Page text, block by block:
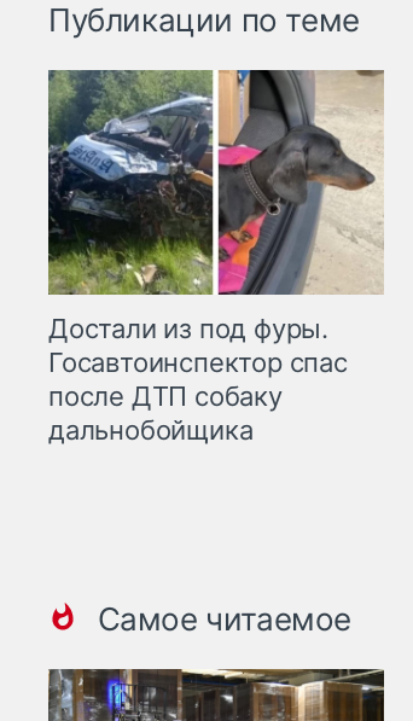
Публикации по теме
Достали из под фуры.
Госавтоинспектор спас
после ДТП собаку
дальнобойщика
Самое читаемое